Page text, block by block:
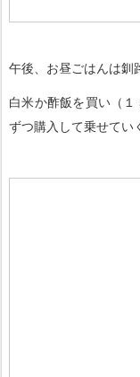
午後、お昼ごはんは釧
白米か酢飯を買い（
ずつ購入して乗せてい